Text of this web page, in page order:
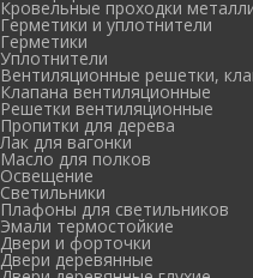
Кровельные проходки
Герметики и уплотнители
Герметики
Уплотнители
Вентиляционные решетки,
Клапана вентиляционные
Решетки вентиляционные
Пропитки для дерева
Лак для вагонки
Масло для полков
Освещение
Светильники
Плафоны для светильников
Эмали термостойкие
Двери и форточки
Двери деревянные